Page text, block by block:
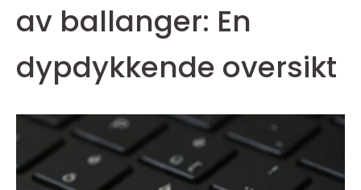
av ballanger: En
dypdykkende oversikt